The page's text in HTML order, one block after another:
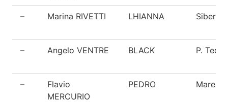
– Marina RIVETTI LHIANNA
– Angelo VENTRE BLACK P.
–
Flavio
MERCURIO
PEDRO